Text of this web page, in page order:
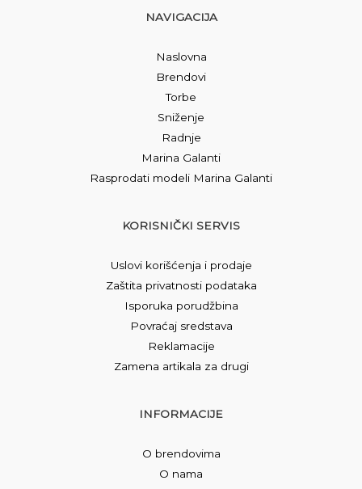
NAVIGACIJA
Naslovna
Brendovi
Torbe
Sniženje
Radnje
Marina Galanti
Rasprodati modeli Marina Galanti
KORISNIČKI SERVIS
Uslovi korišćenja i prodaje
Zaštita privatnosti podataka
Isporuka porudžbina
Povraćaj sredstava
Reklamacije
Zamena artikala za drugi
INFORMACIJE
O brendovima
O nama